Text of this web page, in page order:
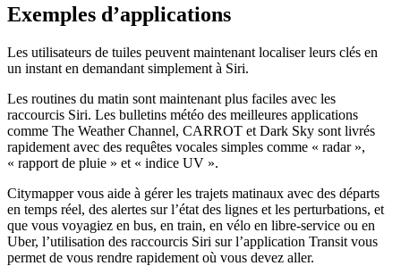
Exemples d’applications
Les utilisateurs de tuiles peuvent maintenant localiser leurs clés en
un instant en demandant simplement à Siri.
Les routines du matin sont maintenant plus faciles avec les
raccourcis Siri. Les bulletins météo des meilleures applications
comme The Weather Channel, CARROT et Dark Sky sont livrés
rapidement avec des requêtes vocales simples comme « radar »,
« rapport de pluie » et « indice UV ».
Citymapper vous aide à gérer les trajets matinaux avec des départs
en temps réel, des alertes sur l’état des lignes et les perturbations, et
que vous voyagiez en bus, en train, en vélo en libre-service ou en
Uber, l’utilisation des raccourcis Siri sur l’application Transit vous
permet de vous rendre rapidement où vous devez aller.